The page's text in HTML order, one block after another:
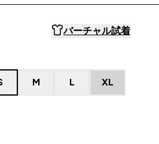
バーチャル試着
M L XL